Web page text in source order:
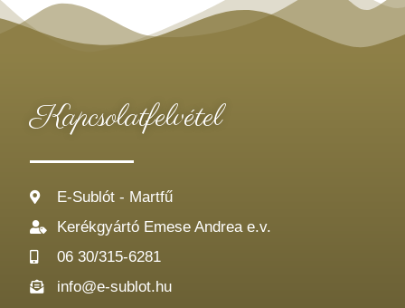
Kapcsolatfelvétel
E-Sublót - Martfű
Kerékgyártó Emese Andrea e.v.
06 30/315-6281
info@e-sublot.hu